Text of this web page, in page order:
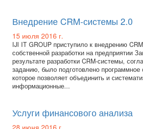
Внедрение CRM-системы 2.0
15 июля 2016 г.
IJI IT GROUP приступило к внедрению
собственной разработки на предприятии
результате разработки CRM-системы,
заданию, было подготовлено программное
которое позволяет объединить и
информационные...
Услуги финансового анализа